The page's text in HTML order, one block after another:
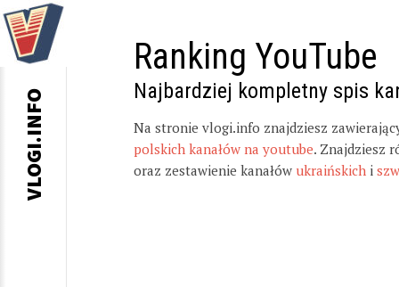
Ranking YouTube
Najbardziej kompletny spis
Na stronie vlogi.info znajdziesz
polskich kanałów na youtube. Znajdziesz
oraz zestawienie kanałów ukraińskich i
VLOGI.INFO